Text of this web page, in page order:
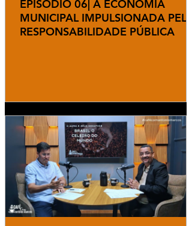
EPISÓDIO 06| A ECONOMIA
MUNICIPAL IMPULSIONADA PELA
RESPONSABILIDADE PÚBLICA